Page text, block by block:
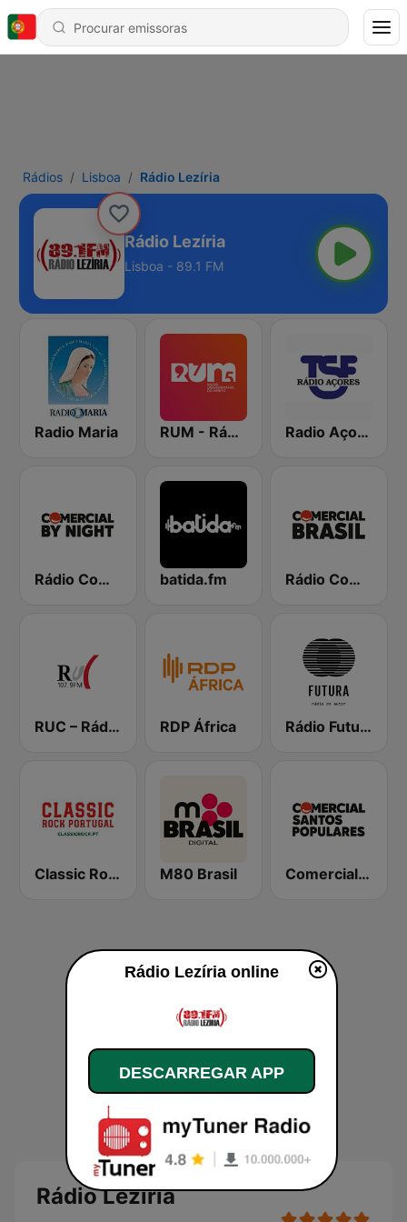
Rádios Lisboa Rádio Lezíria
Rádio Lezíria
Lisboa - 89.1 FM
Radio Maria RUM - Rádio Universitária do Minho Radio Açores TSF
Rádio Comercial By Night batida.fm Rádio Comercial Made in Brasil
RUC – Rádio Universidade de Coimbra RDP África Rádio Futura
Classic Rock Portugal M80 Brasil Comercial Santos Populares
Rádio Lezíria
Rádio Lezíria online
DESCARREGAR APP